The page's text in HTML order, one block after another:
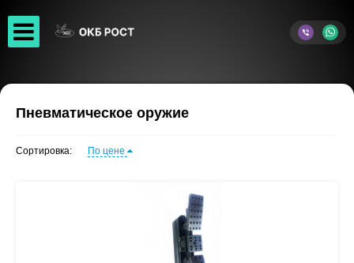
Пневматическое оружие
Сортировка: По цене